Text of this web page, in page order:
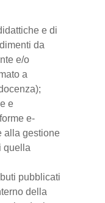
e di
da
e/o
a
e
e-
alla gestione
quella
pubblicati
della